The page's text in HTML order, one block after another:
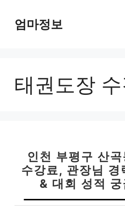
엄마정보
태권도장 수
인천 부평구 산
수강료, 관장님 경
& 대회 성적 궁